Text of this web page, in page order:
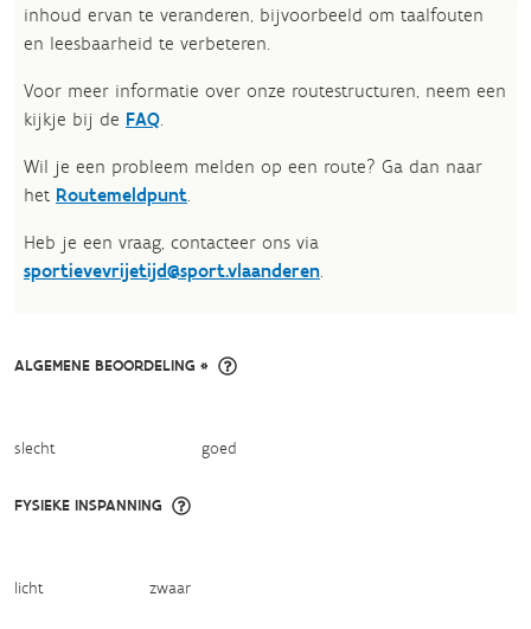
inhoud ervan te veranderen, bijvoorbeeld om taalfouten
en leesbaarheid te verbeteren.​
Voor meer informatie over onze routestructuren, neem een
kijkje bij de FAQ.
Wil je een probleem melden op een route? Ga dan naar
het Routemeldpunt.
Heb je een vraag, contacteer ons via
sportievevrijetijd@sport.vlaanderen.​
ALGEMENE BEOORDELING *
slecht goed
FYSIEKE INSPANNING
licht zwaar